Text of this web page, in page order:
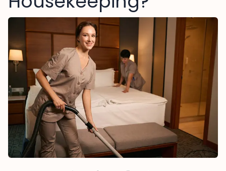
3. Order Taker
4. Floor Supervisor
5. Room Attendant
FAQs Seputar Housekeeping
1. Berapa gaji housekeeping?
2. Apa bedanya housekeeping dan cleaning
service?
3. Apa saja pertanyaan saat interview
housekeeping?
Kesimpulan